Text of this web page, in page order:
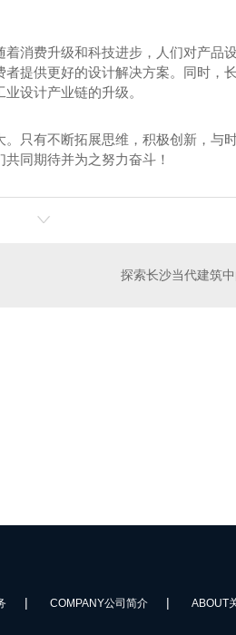
消费升级和科技进步，人们对产品
提供更好的设计解决方案。同时，
设计产业链的升级。
只有不断拓展思维，积极创新，与
同期待并为之努力奋斗！
| COMPANY公司简介 | ABOUT